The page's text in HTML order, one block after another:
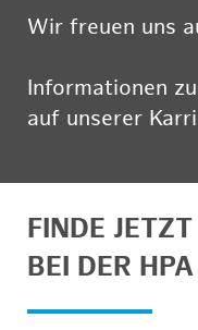
Wir freuen uns
Informationen
auf unserer
FINDE
BEI DER HPA